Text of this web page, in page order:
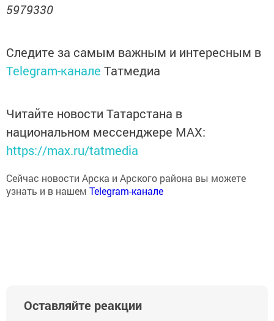
5979330
Следите за самым важным и интересным в
Telegram-канале Татмедиа
Читайте новости Татарстана в
национальном мессенджере MАХ:
https://max.ru/tatmedia
Сейчас новости Арска и Арского района вы можете
узнать и в нашем Telegram-канале
Оставляйте реакции